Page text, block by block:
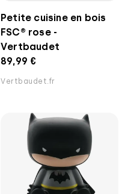
Petite cuisine en bois
FSC® rose -
Vertbaudet
89,99 €
Vertbaudet.fr